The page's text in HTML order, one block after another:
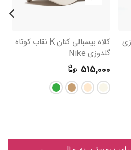
کلاه بیسبالی کتان K نقاب کوتاه
گلدوزی Nike
515,000